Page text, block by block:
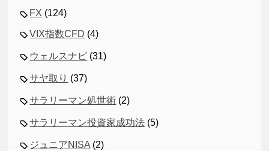
FX (124)
VIX指数CFD (4)
ウェルスナビ (31)
サヤ取り (37)
サラリーマン処世術 (2)
サラリーマン投資家成功法 (5)
ジュニアNISA (2)